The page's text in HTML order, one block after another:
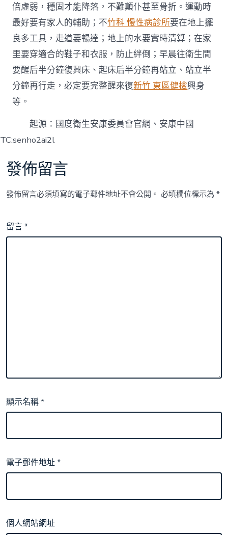
倍虛弱，穩固才能降落，不難顛仆甚至骨折。運動時
最好要有家人的輔助；不竹科 慢性病診所要在地上擺
良多工具，走道要暢達；地上的水要實時清算；在家
里要穿適合的鞋子和衣服，防止絆倒；早晨往衛生間
要醒后半分鐘復興床、起床后半分鐘再站立、站立半
分鐘再行走，必定要完整醒來復新竹 東區健檢興身
等。
起源：國度衛生安康委員會官網、安康中國
TC:senho2ai2l
發佈留言
發佈留言必須填寫的電子郵件地址不會公開。 必填欄位標示為*
留言*
顯示名稱*
電子郵件地址*
個人網站網址